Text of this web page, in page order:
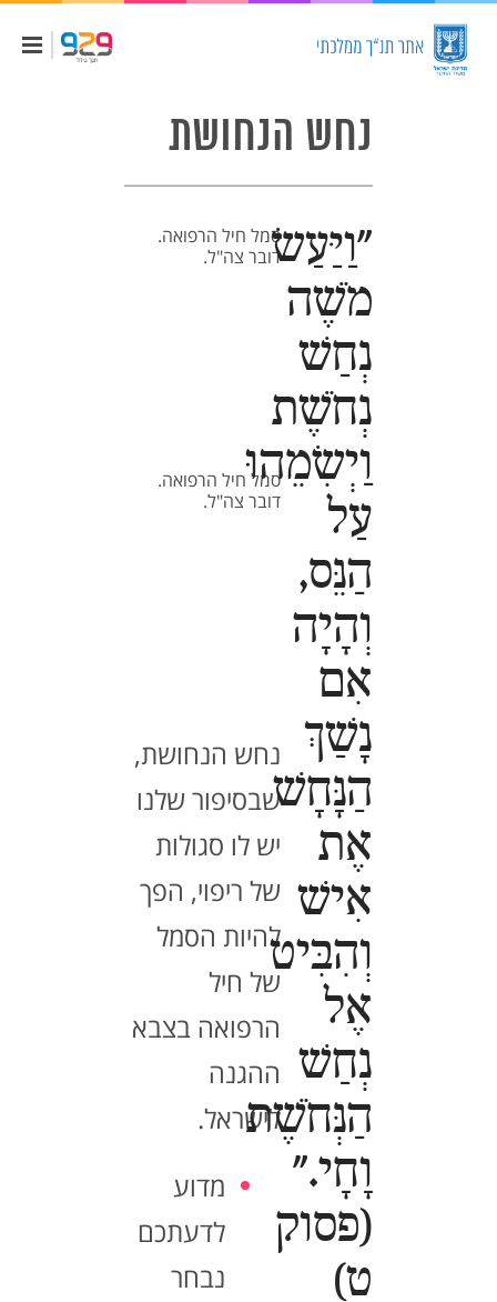
נחש הנחושת
"וַיַּעַשׂ
מֹשֶׁה
נְחַשׁ
נְחֹשֶׁת
וַיְשִׂמֵהוּ
עַל
הַנֵּס,
וְהָיָה
אִם
נָשַׁךְ
הַנָּחָשׁ
אֶת
אִישׁ
וְהִבִּיט
אֶל
נְחַשׁ
הַנְּחֹשֶׁת
וָחָי."
(פסוק
ט)
סמל חיל הרפואה.
דובר צה"ל.
סמל חיל הרפואה.
דובר צה"ל.
נחש הנחושת,
שבסיפור שלנו
יש לו סגולות
של ריפוי, הפך
להיות הסמל
של חיל
הרפואה בצבא
ההגנה
לישראל.
מדוע
לדעתכם
נבחר